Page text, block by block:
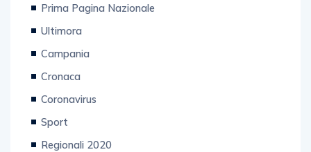
Prima Pagina Nazionale
Ultimora
Campania
Cronaca
Coronavirus
Sport
Regionali 2020